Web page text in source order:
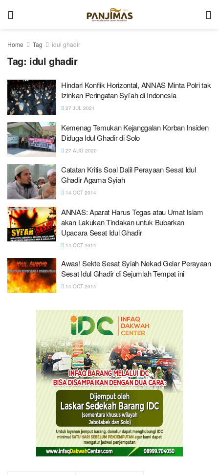
Home Tag idul ghadir
Tag: idul ghadir
Hindari Konflik Horizontal, ANNAS Minta Polri tak
Izinkan Peringatan Syi’ah di Indonesia
27 JUL 2021
Kemenag Temukan Kejanggalan Korban Insiden
Diduga Idul Ghadir di Solo
27 AUG 2020
Catatan Kritis Soal Dalil Perayaan Sesat Idul
Ghadir Agama Syiah
14 OCT 2014
ANNAS: Aparat Harus Tegas atau Umat Islam
akan Lakukan Tindakan untuk Bubarkan
Upacara Sesat Idul Ghadir
14 OCT 2014
Awas! Sekte Sesat Syiah Nekad Gelar Perayaan
Sesat Idul Ghadir di Sejumlah Tempat ini
14 OCT 2014